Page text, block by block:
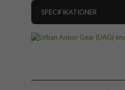
SPECIFIKATIONER
Egenskaper